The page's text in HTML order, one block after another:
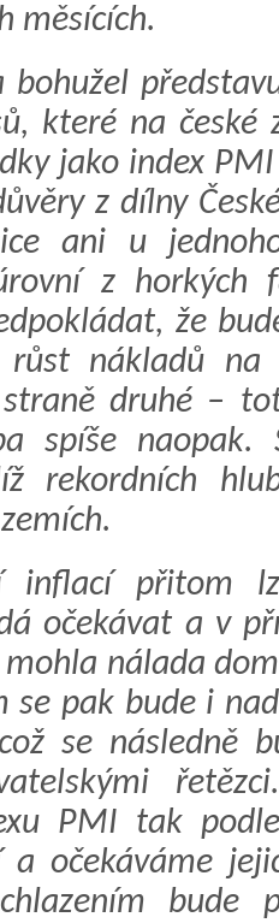
měsících.
bohužel
které na české
jako index
z dílny
ani u
z horkých
že
nákladů na
druhé –
spíše naopak.
rekordních
inflací přitom
očekávat a v
nálada
se pak bude i
se následně
PMI tak
a očekáváme
bude